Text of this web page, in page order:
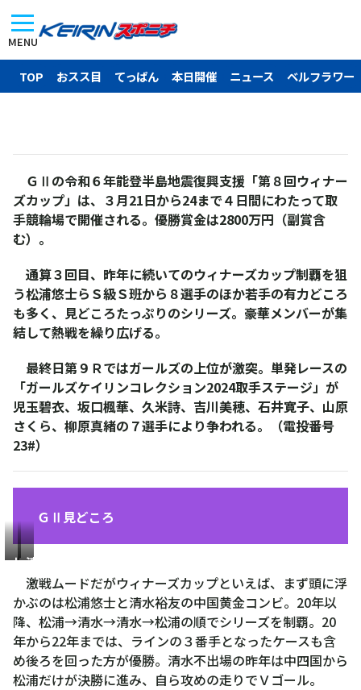
MENU
TOP おスス目 てっぱん 本日開催 ニュース ベルフラワー
ＧⅡの令和６年能登半島地震復興支援「第８回ウィナー
ズカップ」は、３月21日から24まで４日間にわたって取
手競輪場で開催される。優勝賞金は2800万円（副賞含
む）。
通算３回目、昨年に続いてのウィナーズカップ制覇を狙
う松浦悠士らＳ級Ｓ班から８選手のほか若手の有力どころ
も多く、見どころたっぷりのシリーズ。豪華メンバーが集
結して熱戦を繰り広げる。
最終日第９Ｒではガールズの上位が激突。単発レースの
「ガールズケイリンコレクション2024取手ステージ」が
児玉碧衣、坂口楓華、久米詩、吉川美穂、石井寛子、山原
さくら、柳原真緒の７選手により争われる。（電投番号
23#）
ＧⅡ見どころ
松
悠
士
清
水
裕
友
激戦ムードだがウィナーズカップといえば、まず頭に浮
かぶのは松浦悠士と清水裕友の中国黄金コンビ。20年以
降、松浦→清水→清水→松浦の順でシリーズを制覇。20
年から22年までは、ラインの３番手となったケースも含
め後ろを回った方が優勝。清水不出場の昨年は中四国から
松浦だけが決勝に進み、自ら攻めの走りでＶゴール。